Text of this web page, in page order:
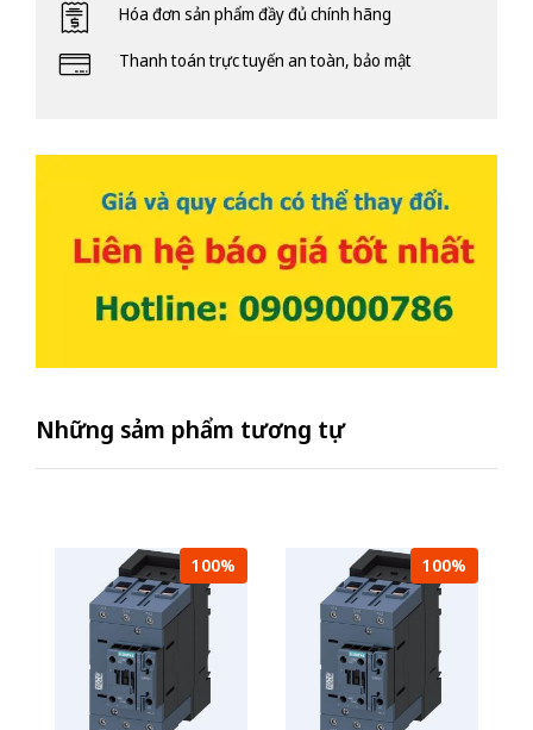
Hóa đơn sản phẩm đầy đủ chính hãng
Thanh toán trực tuyến an toàn, bảo mật
Những sảm phẩm tương tự
100% 100%